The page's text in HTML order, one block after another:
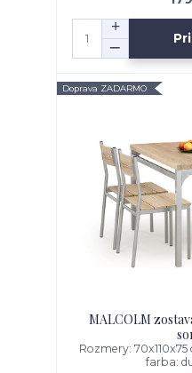
Doprava ZADARMO
MALCOLM
Rozmery:
farba: